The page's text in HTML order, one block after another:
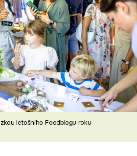
letošního Foodblogu roku